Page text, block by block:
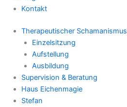
Kontakt
Therapeutischer Schamanismus
Einzelsitzung
Aufstellung
Ausbildung
Supervision & Beratung
Haus Eichenmagie
Stefan